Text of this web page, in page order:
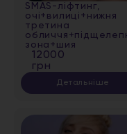
SMAS-ліфтинг,
очі+вилиці+нижня
третина
зона+шия
12000
грн
Детальніше